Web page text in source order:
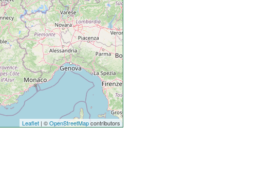
Leaflet | ©OpenStreetMapcontributors